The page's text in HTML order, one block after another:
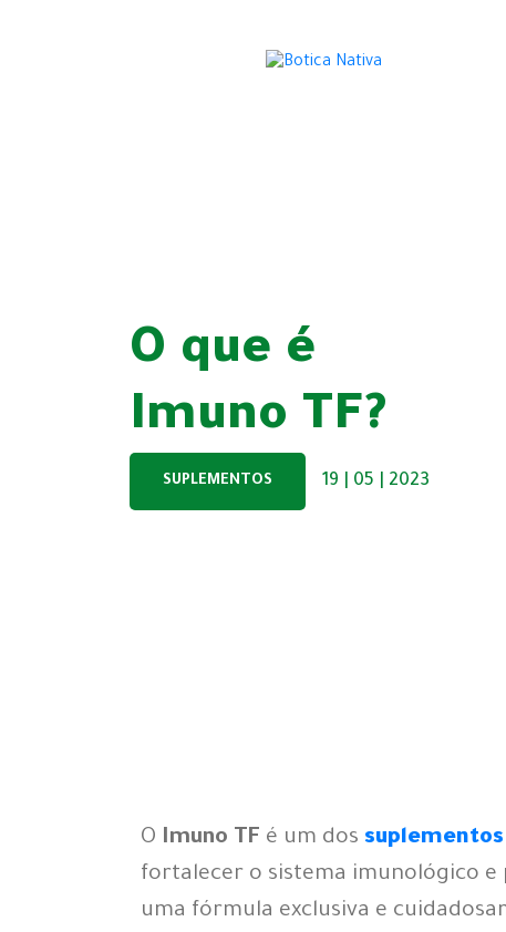
O que é
Imuno TF?
SUPLEMENTOS 19 | 05 | 2023
O Imuno TF é um dos suplementos
fortalecer o sistema imunológico
uma fórmula exclusiva e